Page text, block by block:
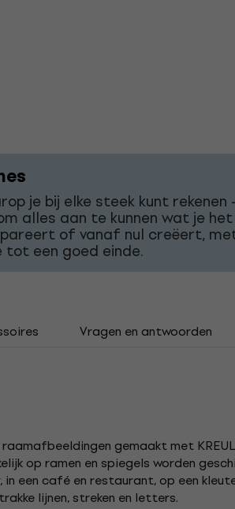
je bij elke steek kunt rekenen
alles aan te kunnen wat je het
of vanaf nul creëert,
tot een goed einde.
Vragen en antwoorden
gemaakt met
op ramen en spiegels worden
een café en restaurant, op een
lijnen, streken en letters.